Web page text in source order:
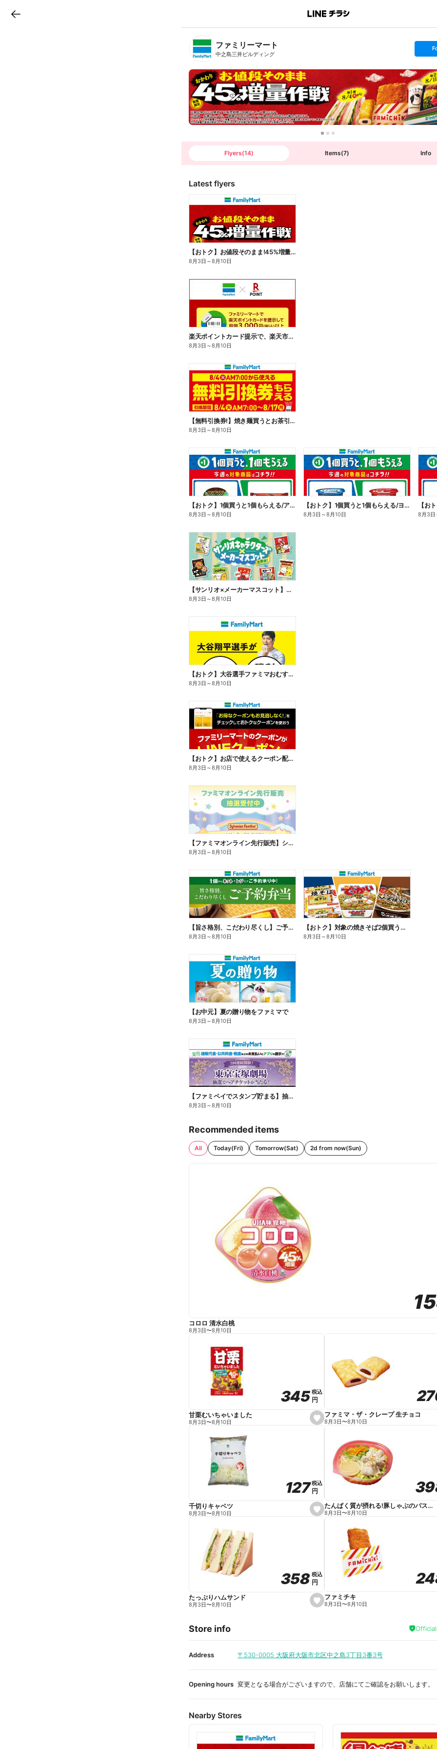
B
n
T
ファミリーマート
中之島三井ビルディング
s
t
o
l
l
o
w
Flyers(14) Items(7) Info
Latest flyers
【おトク】お値段そのまま!45%増量作戦!
8月3日 ～8月10日
楽天ポイントカード提示で、楽天市場でのお買い物がおトクに!
8月3日 ～8月10日
【無料引換券!】焼き麺買うとお茶引換券貰える!
8月3日 ～8月10日
【おトク】1個買うと1個もらえる/アイス
8月3日 ～8月10日
【おトク】1個買うと1個もらえる/ヨーグルト
8月3日 ～8月10日
【お
8月3日
【サンリオ×メーカーマスコット】オリジナルグッズ貰える!
8月3日 ～8月10日
【おトク】大谷選手ファミマおむすび割
8月3日 ～8月10日
【おトク】お店で使えるクーポン配信中
8月3日 ～8月10日
【ファミマオンライン先行販売】シルバニアファミリー
8月3日 ～8月10日
【旨さ格別、こだわり尽くし】ご予約弁当
8月3日 ～8月10日
【おトク】対象の焼きそば2個買うと100円引き!
8月3日 ～8月10日
【お中元】夏の贈り物をファミマで
8月3日 ～8月10日
【ファミペイでスタンプ貯まる】抽選でペアチケットが当たる!
8月3日 ～8月10日
Recommended items
All Today(Fri) Tomorrow(Sat) 2d from now(Sun)
コロロ 清水白桃
8月3日〜8月10日
s
e
e
345
345税込
税込
円
円
甘栗むいちゃいました
8月3日〜8月10日
ファミマ・ザ・クレープ 生チョコ
8月3日〜8月10日
s
e
e
127
127税込
税込
円
円
千切りキャベツ
8月3日〜8月10日
たんぱく質が摂れる!豚しゃぶのパスタサラダ
8月3日〜8月10日
s
e
i
t
358
358税込
税込
円
円
たっぷりハムサンド
8月3日〜8月10日
ファミチキ
8月3日〜8月10日
Store info
Address 〒530-0005 大阪府大阪市北区中之島3丁目3番3号
Opening hours 変更となる場合がございますので、店舗にてご確認をお願いします。
Nearby Stores